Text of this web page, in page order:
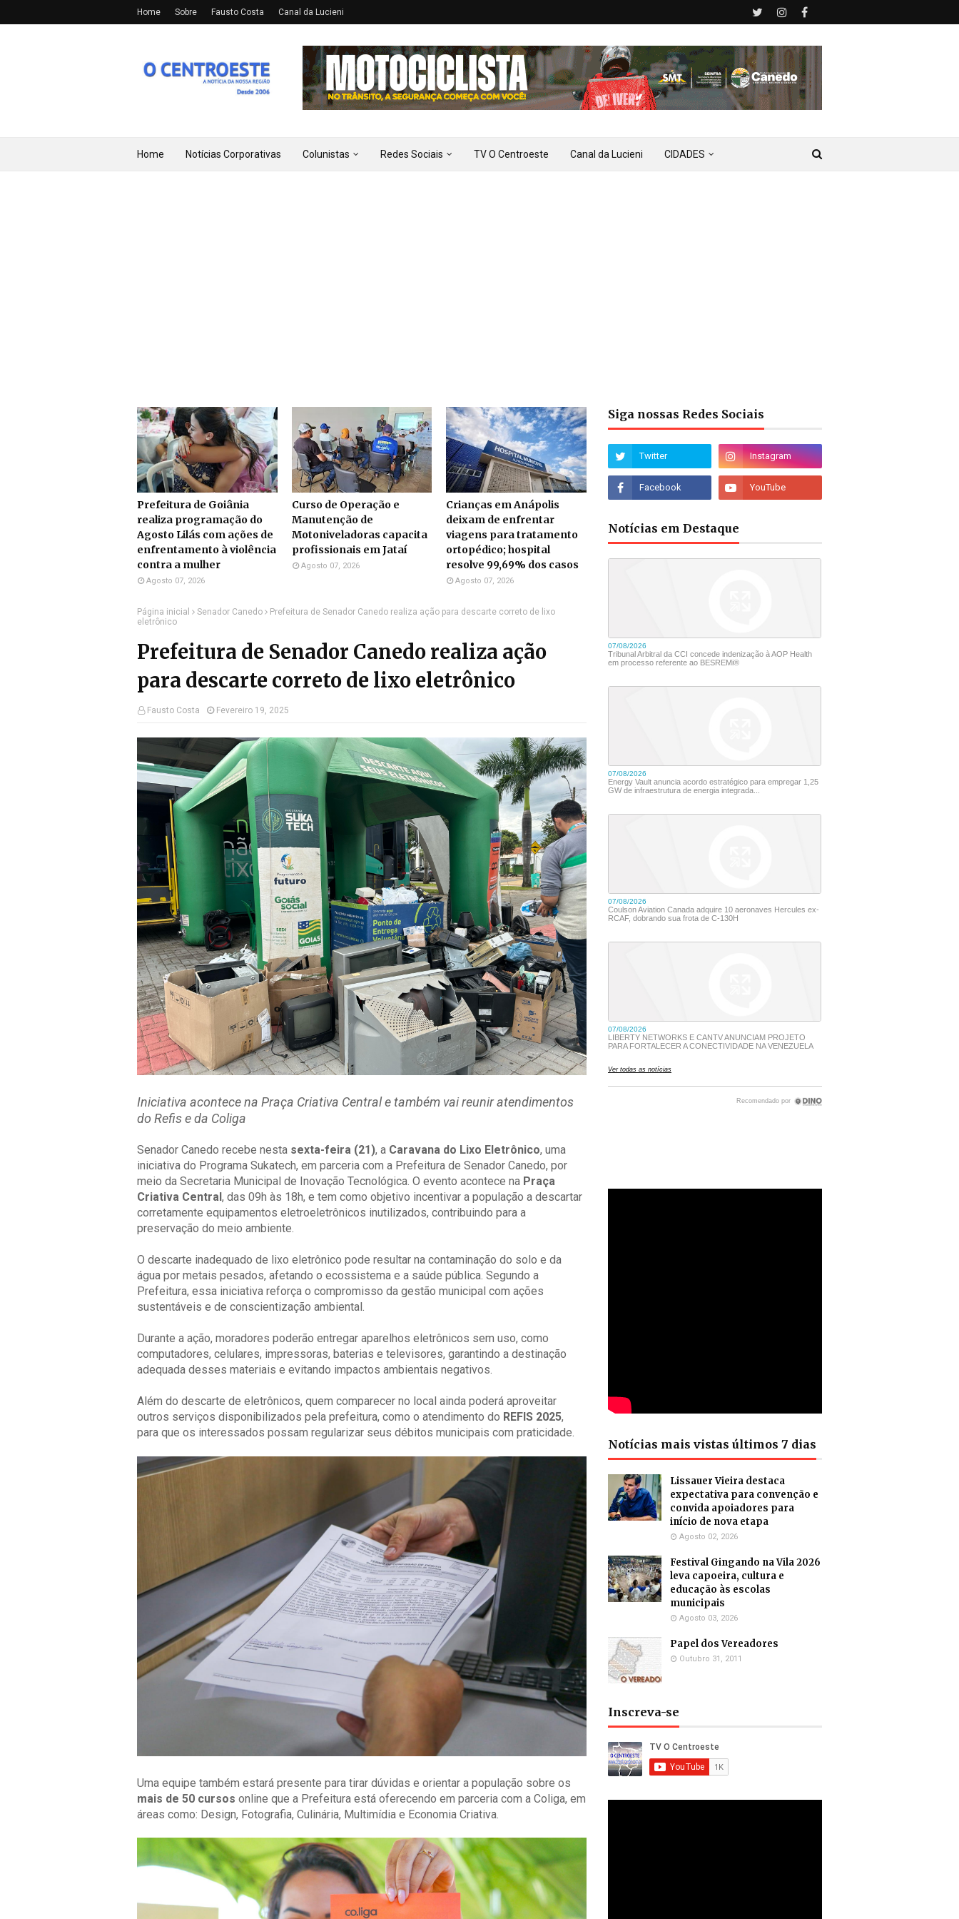
Home Sobre Fausto Costa Canal da Lucieni
Home Notícias Corporativas Colunistas Redes Sociais TV O Centroeste Canal da Lucieni CIDADES
Prefeitura de Goiânia
realiza programação do
Agosto Lilás com ações de
enfrentamento à violência
contra a mulher
Agosto 07, 2026
Curso de Operação e
Manutenção de
Motoniveladoras capacita
profissionais em Jataí
Agosto 07, 2026
Crianças em Anápolis
deixam de enfrentar
viagens para tratamento
ortopédico; hospital
resolve 99,69% dos casos
Agosto 07, 2026
Página inicial Senador Canedo
Prefeitura de Senador Canedo realiza ação para descarte correto de lixo
eletrônico
Prefeitura de Senador Canedo realiza ação
para descarte correto de lixo eletrônico
Fausto Costa Fevereiro 19, 2025
Iniciativa acontece na Praça Criativa Central e também vai reunir atendimentos
do Refis e da Coliga
Senador Canedo recebe nesta sexta-feira (21), a Caravana do Lixo Eletrônico, uma
iniciativa do Programa Sukatech, em parceria com a Prefeitura de Senador Canedo, por
meio da Secretaria Municipal de Inovação Tecnológica. O evento acontece na Praça
Criativa Central, das 09h às 18h, e tem como objetivo incentivar a população a descartar
corretamente equipamentos eletroeletrônicos inutilizados, contribuindo para a
preservação do meio ambiente.
O descarte inadequado de lixo eletrônico pode resultar na contaminação do solo e da
água por metais pesados, afetando o ecossistema e a saúde pública. Segundo a
Prefeitura, essa iniciativa reforça o compromisso da gestão municipal com ações
sustentáveis e de conscientização ambiental.
Durante a ação, moradores poderão entregar aparelhos eletrônicos sem uso, como
computadores, celulares, impressoras, baterias e televisores, garantindo a destinação
adequada desses materiais e evitando impactos ambientais negativos.
Além do descarte de eletrônicos, quem comparecer no local ainda poderá aproveitar
outros serviços disponibilizados pela prefeitura, como o atendimento do REFIS 2025,
para que os interessados possam regularizar seus débitos municipais com praticidade.
Uma equipe também estará presente para tirar dúvidas e orientar a população sobre os
mais de 50 cursos online que a Prefeitura está oferecendo em parceria com a Coliga, em
áreas como: Design, Fotografia, Culinária, Multimídia e Economia Criativa.
Siga nossas Redes Sociais
Notícias em Destaque
Notícias mais vistas últimos 7 dias
Lissauer Vieira destaca
expectativa para convenção e
convida apoiadores para
início de nova etapa
Agosto 02, 2026
Festival Gingando na Vila 2026
leva capoeira, cultura e
educação às escolas
municipais
Agosto 03, 2026
Papel dos Vereadores
Outubro 31, 2011
Inscreva-se